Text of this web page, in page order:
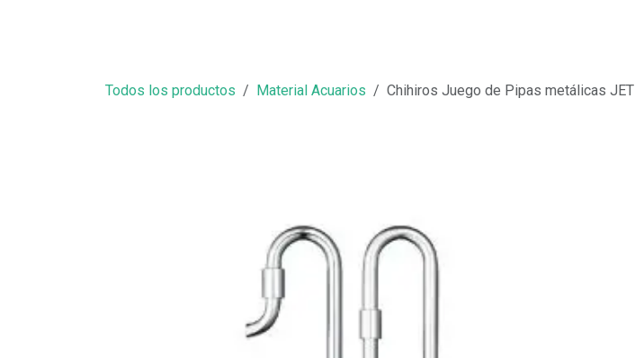
Todos los productos Material Acuarios Chihiros Juego de Pipas metálicas JET